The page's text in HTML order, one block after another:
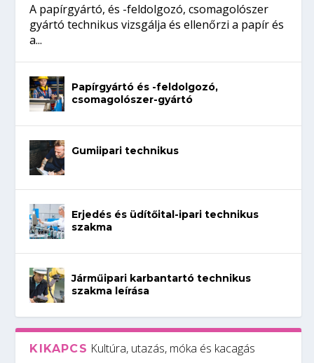
A papírgyártó, és -feldolgozó, csomagolószer
gyártó technikus vizsgálja és ellenőrzi a papír és
a...
Papírgyártó és -feldolgozó,
csomagolószer-gyártó
Gumiipari technikus
Erjedés és üdítőital-ipari technikus
szakma
Járműipari karbantartó technikus
szakma leírása
KIKAPCS Kultúra, utazás, móka és kacagás